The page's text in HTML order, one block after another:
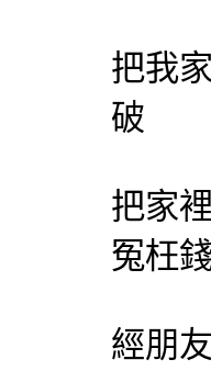
把我
破
把家
冤枉
經朋